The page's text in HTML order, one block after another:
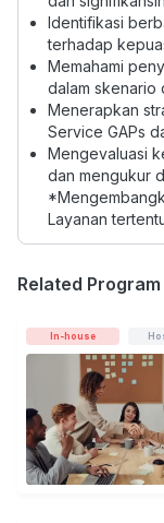
Identifikasi
terhadap
Memahami
dalam skenario
Menerapkan
Service GAPs
Mengevaluasi
dan mengukur
Layanan
Related Program
In-house